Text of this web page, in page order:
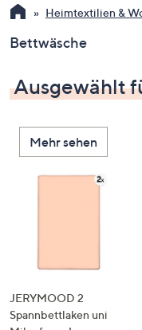
Sie
Pfeiltasten
oben
und
nach
unten
oder
wischen
links
bzw.
Heimtextilien &
Bettwäsche
Ausgewählt
Mehr sehen
JERYMOOD 2
Spannbettlaken uni